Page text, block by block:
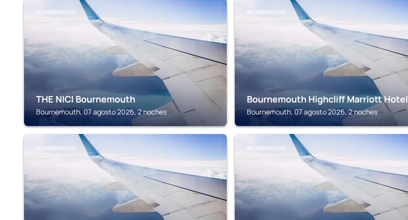
BOURNEMOUTH
THE NICI Bournemouth
Bournemouth, 07 agosto 2026, 2 noches
BOURNEMOUTH
Bournemouth Highcliff Marriott Hotel
Bournemouth, 07 agosto 2026, 2 noches
BOURNEMOUTH BOURNEMOUTH